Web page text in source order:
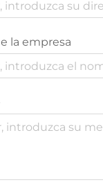
la empresa